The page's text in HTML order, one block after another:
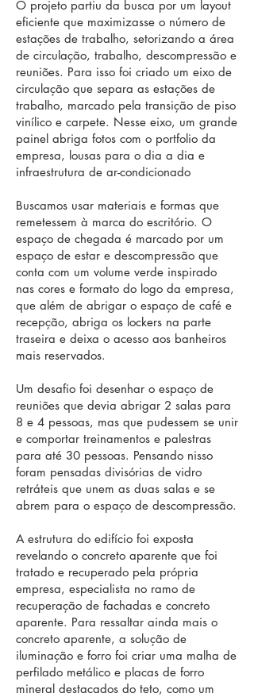
O projeto partiu da busca por um layout
eficiente que maximizasse o número de
estações de trabalho, setorizando a área
de circulação, trabalho, descompressão e
reuniões. Para isso foi criado um eixo de
circulação que separa as estações de
trabalho, marcado pela transição de piso
vinílico e carpete. Nesse eixo, um grande
painel abriga fotos com o portfolio da
empresa, lousas para o dia a dia e
infraestrutura de ar-condicionado
Buscamos usar materiais e formas que
remetessem à marca do escritório. O
espaço de chegada é marcado por um
espaço de estar e descompressão que
conta com um volume verde inspirado
nas cores e formato do logo da empresa,
que além de abrigar o espaço de café e
recepção, abriga os lockers na parte
traseira e deixa o acesso aos banheiros
mais reservados.
Um desafio foi desenhar o espaço de
reuniões que devia abrigar 2 salas para
8 e 4 pessoas, mas que pudessem se unir
e comportar treinamentos e palestras
para até 30 pessoas. Pensando nisso
foram pensadas divisórias de vidro
retráteis que unem as duas salas e se
abrem para o espaço de descompressão.
A estrutura do edifício foi exposta
revelando o concreto aparente que foi
tratado e recuperado pela própria
empresa, especialista no ramo de
recuperação de fachadas e concreto
aparente. Para ressaltar ainda mais o
concreto aparente, a solução de
iluminação e forro foi criar uma malha de
perfilado metálico e placas de forro
mineral destacados do teto, como um